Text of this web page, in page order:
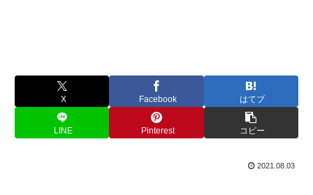
X Facebook はてブ
LINE Pinterest コピー
2021.08.03